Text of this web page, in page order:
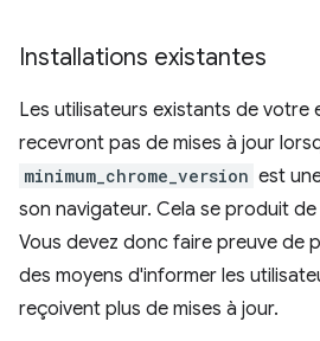
Installations existantes
Les utilisateurs existants de votre
recevront pas de mises à jour
minimum_chrome_version est
son navigateur. Cela se produit de
Vous devez donc faire preuve de
des moyens d'informer les
reçoivent plus de mises à jour.